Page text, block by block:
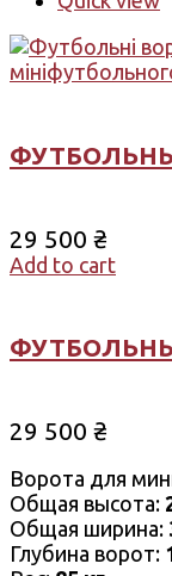
29 500 ₴
Add to cart
29 500 ₴
Ворота для
Общая высота:
Общая ширина:
Глубина ворот: